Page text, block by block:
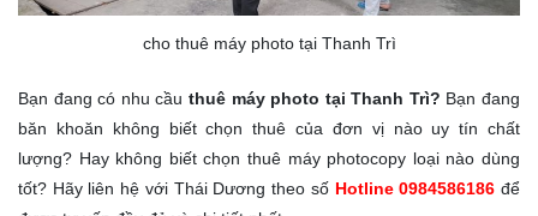
cho thuê máy photo tại Thanh Trì
Bạn đang có nhu cầu thuê máy photo tại Thanh Trì? Bạn đang
băn khoăn không biết chọn thuê của đơn vị nào uy tín chất
lượng? Hay không biết chọn thuê máy photocopy loại nào dùng
tốt? Hãy liên hệ với Thái Dương theo số Hotline 0984586186 để